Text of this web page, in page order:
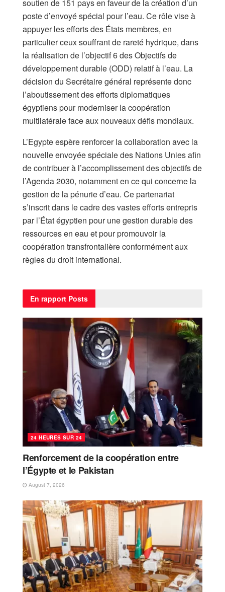
soutien de 151 pays en faveur de la création d’un
poste d’envoyé spécial pour l’eau. Ce rôle vise à
appuyer les efforts des États membres, en
particulier ceux souffrant de rareté hydrique, dans
la réalisation de l’objectif 6 des Objectifs de
développement durable (ODD) relatif à l’eau. La
décision du Secrétaire général représente donc
l’aboutissement des efforts diplomatiques
égyptiens pour moderniser la coopération
multilatérale face aux nouveaux défis mondiaux.
L’Egypte espère renforcer la collaboration avec la
nouvelle envoyée spéciale des Nations Unies afin
de contribuer à l’accomplissement des objectifs de
l’Agenda 2030, notamment en ce qui concerne la
gestion de la pénurie d’eau. Ce partenariat
s’inscrit dans le cadre des vastes efforts entrepris
par l’État égyptien pour une gestion durable des
ressources en eau et pour promouvoir la
coopération transfrontalière conformément aux
règles du droit international.
En rapport Posts
24 HEURES SUR 24
Renforcement de la coopération entre
l’Égypte et le Pakistan
August 7, 2026